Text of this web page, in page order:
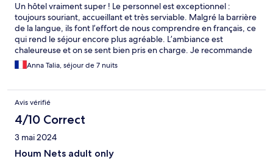
Un hôtel vraiment super ! Le personnel est exceptionnel :
toujours souriant, accueillant et très serviable. Malgré la barrière
de la langue, ils font l’effort de nous comprendre en français, ce
qui rend le séjour encore plus agréable. L’ambiance est
chaleureuse et on se sent bien pris en charge. Je recommande
vivement cet hôtel, vous pouvez y aller les yeux fermés !
Anna Talia, séjour de 7 nuits
Avis vérifié
4/10 Correct
3 mai 2024
Houm Nets adult only